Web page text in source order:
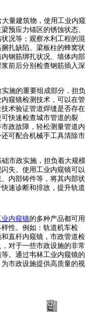
量建筑物，使用工业内窥
预应力锚区的锈蚀状态、
况等；观察水利工程的混
扎缺陷、梁板柱的蜂窝状
钢筋绑扎状况、墙体内部
前后分别检查钢筋插入深
施的重要组成部分，担负
窥镜检测技术，可以在管
术验证管道焊缝是否存在
快速检查城市管道的裂
政故障，轻松测量管道内
可配合机械手工具清除市
市政实施，担负着大规模
失。使用工业内窥镜可以
内部铸件等，将其内部状
速诊断和排故，提升轨道
内窥镜的多种产品都可用
性。例如：轨道机车检
直杆内窥镜，市政管道检
对于一些市政设施的非常
。通过韦林工业内窥镜的
市政设施提供高质量的视